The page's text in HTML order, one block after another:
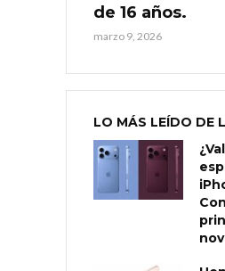
de 16 años.
marzo 9, 2026
LO MÁS LEÍDO DE